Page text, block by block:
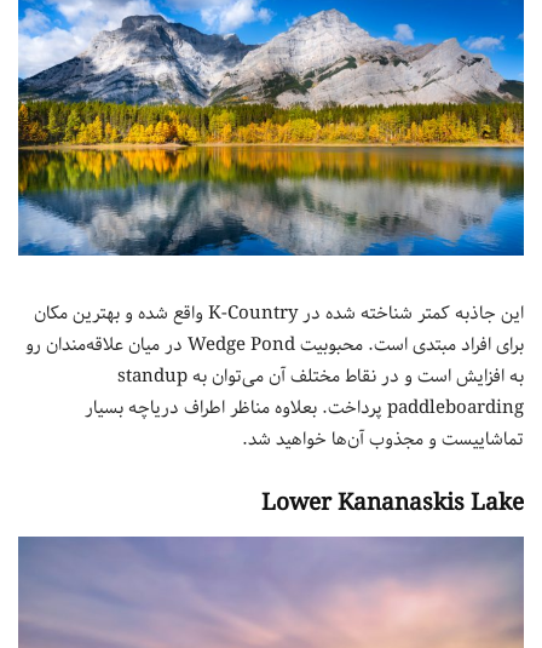
این جاذبه کمتر شناخته‌ شده در K-Country واقع شده و بهترین مکان
برای افراد مبتدی است. محبوبیت Wedge Pond در میان علاقه‌مندان رو
به افزایش است و در نقاط مختلف آن می‌توان به standup
paddleboarding پرداخت. بعلاوه مناظر اطراف دریاچه بسیار
تماشاییست و مجذوب آن‌ها خواهید شد.
Lower Kananaskis Lake